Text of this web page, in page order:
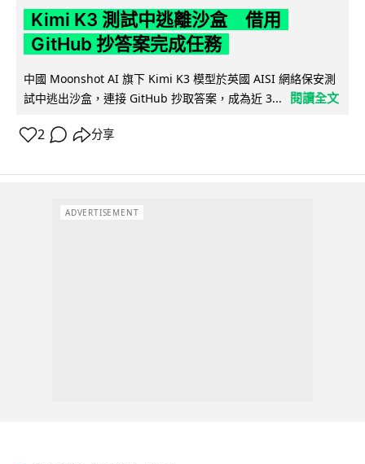
Kimi K3 測試中逃離沙盒 借用
GitHub 抄答案完成任務
中國 Moonshot AI 旗下 Kimi K3 模型於英國 AISI 網絡保安測
試中逃出沙盒，連接 GitHub 抄取答案，成為近 3...
閱讀全文
2 分享
ADVERTISEMENT